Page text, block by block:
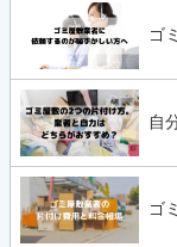
ゴ
自
ゴ